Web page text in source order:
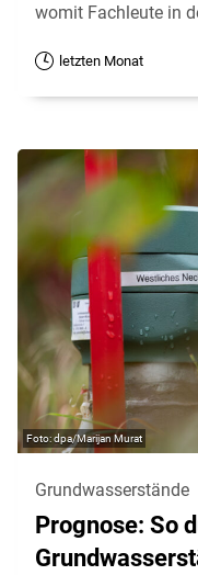
womit Fachleute in
letzten Monat
dpa/Marijan Murat
Grundwasserstände
Prognose: So